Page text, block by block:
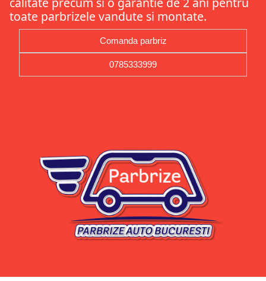
toate parbrizele vandute si montate.
Comanda parbriz
0785333999